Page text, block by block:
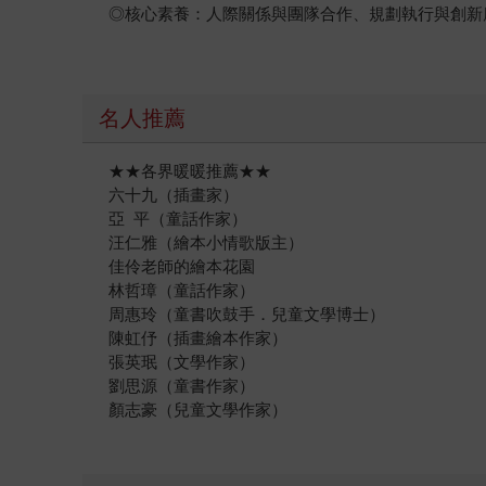
◎核心素養：人際關係與團隊合作、規劃執行與創新
名人推薦
★★各界暖暖推薦★★
六十九（插畫家）
亞 平（童話作家）
汪仁雅（繪本小情歌版主）
佳伶老師的繪本花園
林哲璋（童話作家）
周惠玲（童書吹鼓手．兒童文學博士）
陳虹伃（插畫繪本作家）
張英珉（文學作家）
劉思源（童書作家）
顏志豪（兒童文學作家）